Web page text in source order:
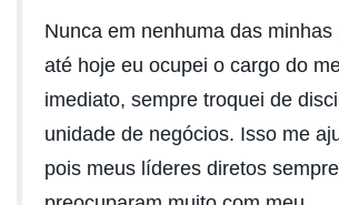
Nunca em nenhuma das minhas
até hoje eu ocupei o cargo do
imediato, sempre troquei de
unidade de negócios. Isso me
pois meus líderes diretos